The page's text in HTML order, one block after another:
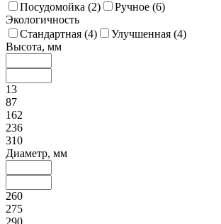
Посудомойка (2) Ручное (6)
Экологичность
Стандартная (4) Улучшенная (4)
Высота, мм
13
87
162
236
310
Диаметр, мм
260
275